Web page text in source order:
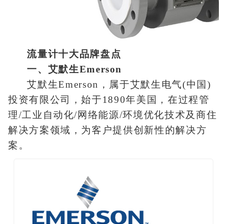
流量计十大品牌盘点
一、艾默生Emerson
艾默生Emerson，属于艾默生电气(中国)
投资有限公司，始于1890年美国，在过程管
理/工业自动化/网络能源/环境优化技术及商住
解决方案领域，为客户提供创新性的解决方
案。